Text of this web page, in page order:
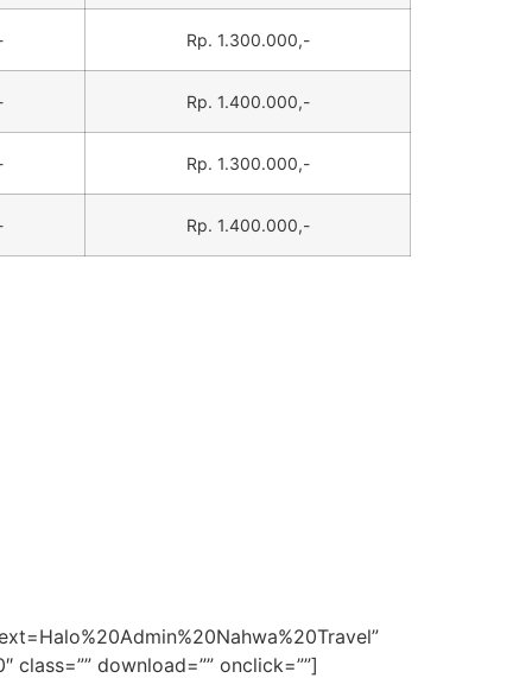
Rp. 1.300.000,-
Rp. 1.400.000,-
Rp. 1.300.000,-
Rp. 1.400.000,-
class=”” download=”” onclick=””]